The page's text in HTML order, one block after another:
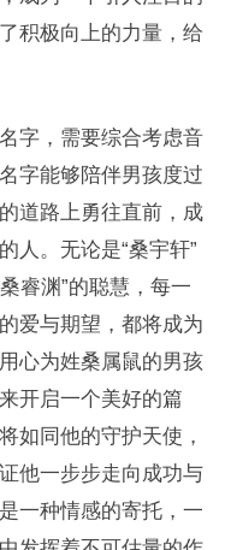
积极向上的力量，给
字，需要综合考虑音
字能够陪伴男孩度过
道路上勇往直前，成
人。无论是“桑宇轩”
睿渊”的聪慧，每一
爱与期望，都将成为
心为姓桑属鼠的男孩
开启一个美好的篇
如同他的守护天使，
他一步步走向成功与
一种情感的寄托，一